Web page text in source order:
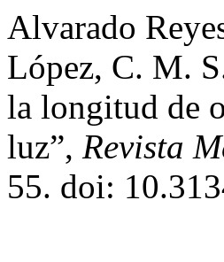
Alvarado
López, C. M.
la longitud de
luz”, Revista
55. doi: